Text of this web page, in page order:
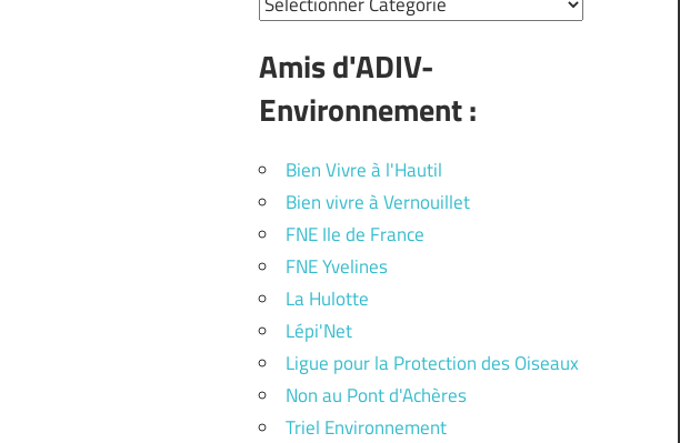
Amis d'ADIV-
Environnement :
Bien Vivre à l'Hautil
Bien vivre à Vernouillet
FNE Ile de France
FNE Yvelines
La Hulotte
Lépi'Net
Ligue pour la Protection des Oiseaux
Non au Pont d'Achères
Triel Environnement